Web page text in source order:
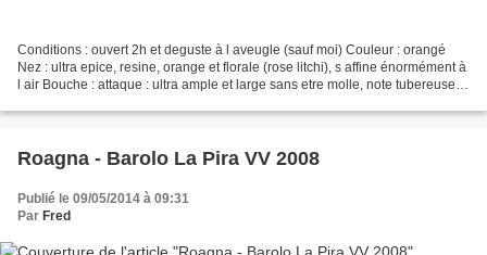
Conditions : ouvert 2h et deguste à l aveugle (sauf moi) Couleur : orangé
Nez : ultra epice, resine, orange et florale (rose litchi), s affine énormément à
l air Bouche : attaque : ultra ample et large sans etre molle, note tubereuse,
Roagna - Barolo La Pira VV 2008
Publié le 09/05/2014 à 09:31
Par Fred